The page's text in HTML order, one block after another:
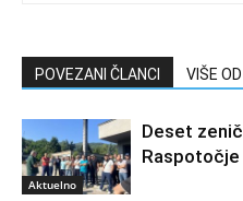
POVEZANI ČLANCI VIŠE
Aktuelno
Deset
Raspotočje